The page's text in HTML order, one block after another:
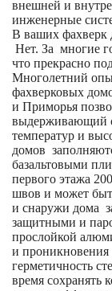
внешней и
инженерные
В ваших фахверк
Нет. За многие
что прекрасно
Многолетний
фахверковых
и Приморья
выдерживающий
температур и
домов
базальтовыми
первого этажа
швов и может
и снаружи дома
защитными и
прослойкой
и проникновения
герметичность
время сохранять